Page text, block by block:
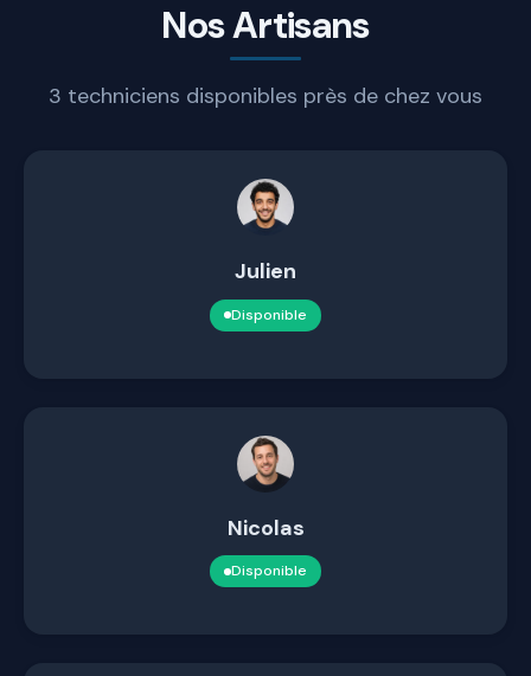
Nos Artisans
3 techniciens disponibles près de chez vous
Julien
Disponible
Nicolas
Disponible